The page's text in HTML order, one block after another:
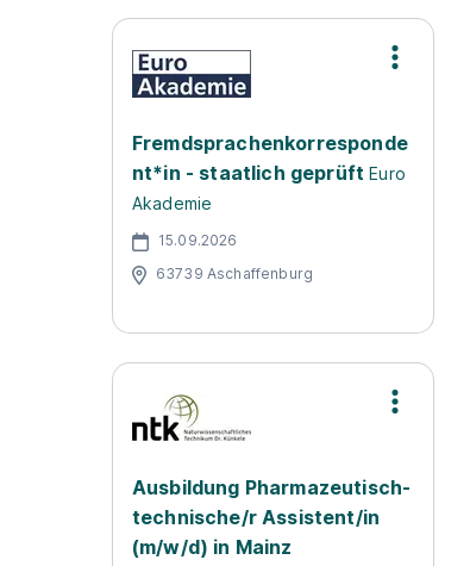
Fremdsprachenkorresponde
nt*in - staatlich geprüft Euro
Akademie
15.09.2026
63739 Aschaffenburg
Ausbildung Pharmazeutisch-
technische/r Assistent/in
(m/w/d) in Mainz